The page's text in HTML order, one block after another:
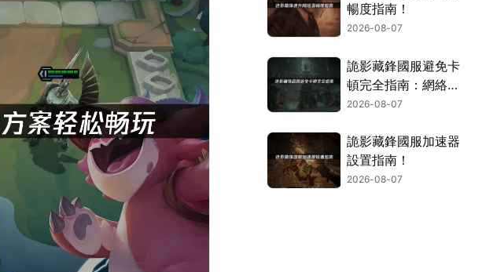
暢度指南！
2026-08-07
詭影藏鋒國服避免卡
頓完全指南：網絡優
化與解決技巧！
2026-08-07
詭影藏鋒國服加速器
設置指南！
2026-08-07